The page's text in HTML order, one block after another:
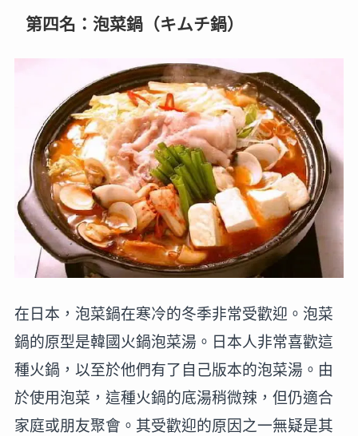
第四名：泡菜鍋（キムチ鍋）
在日本，泡菜鍋在寒冷的冬季非常受歡迎。泡菜
鍋的原型是韓國火鍋泡菜湯。日本人非常喜歡這
種火鍋，以至於他們有了自己版本的泡菜湯。由
於使用泡菜，這種火鍋的底湯稍微辣，但仍適合
家庭或朋友聚會。其受歡迎的原因之一無疑是其